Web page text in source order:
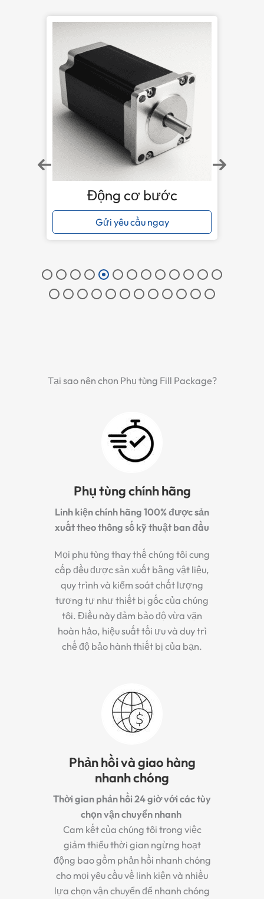
Động cơ Servo
Gửi yêu cầu ngay
Tại sao nên chọn Phụ tùng Fill Package?
Phụ tùng chính hãng
Linh kiện chính hãng 100% được sản
xuất theo thông số kỹ thuật ban đầu
Mọi phụ tùng thay thế chúng tôi cung
cấp đều được sản xuất bằng vật liệu,
quy trình và kiểm soát chất lượng
tương tự như thiết bị gốc của chúng
tôi. Điều này đảm bảo độ vừa vặn
hoàn hảo, hiệu suất tối ưu và duy trì
chế độ bảo hành thiết bị của bạn.
Phản hồi và giao hàng
nhanh chóng
Thời gian phản hồi 24 giờ với các tùy
chọn vận chuyển nhanh
Cam kết của chúng tôi trong việc
giảm thiểu thời gian ngừng hoạt
động bao gồm phản hồi nhanh chóng
cho mọi yêu cầu về linh kiện và nhiều
lựa chọn vận chuyển để nhanh chóng